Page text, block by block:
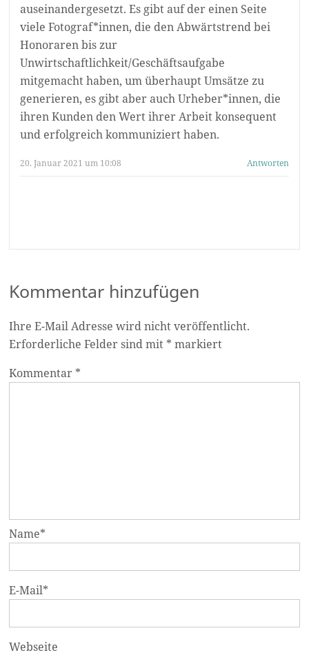
auseinandergesetzt. Es gibt auf der einen Seite
viele Fotograf*innen, die den Abwärtstrend bei
Honoraren bis zur
Unwirtschaftlichkeit/Geschäftsaufgabe
mitgemacht haben, um überhaupt Umsätze zu
generieren, es gibt aber auch Urheber*innen, die
ihren Kunden den Wert ihrer Arbeit konsequent
und erfolgreich kommuniziert haben.
20. Januar 2021 um 10:08 Antworten
Kommentar hinzufügen
Ihre E-Mail Adresse wird nicht veröffentlicht.
Erforderliche Felder sind mit * markiert
Kommentar *
Name*
E-Mail*
Webseite